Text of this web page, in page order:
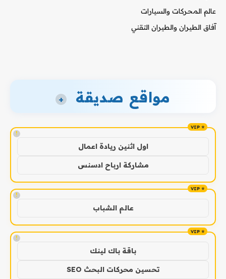
عالم المحركات والسيارات
آفاق الطيران والطيران التقني
مواقع صديقة +
!
اول اثنين ريادة اعمال
مشاركة ارباح ادسنس
!
عالم الشباب
!
باقة باك لينك
تحسين محركات البحث SEO